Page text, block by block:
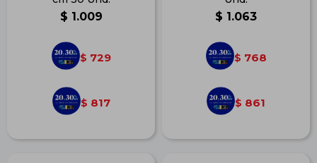
$ 1.009
$ 729
$ 817
$ 1.063
$ 768
$ 861